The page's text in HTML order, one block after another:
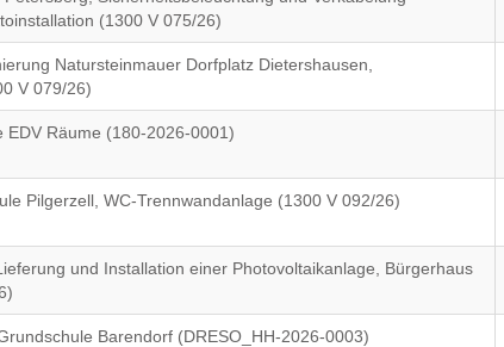
(1300 V 075/26)
Natursteinmauer Dorfplatz Dietershausen,
V 079/26)
EDV Räume (180-2026-0001)
Pilgerzell, WC-Trennwandanlage (1300 V 092/26)
und Installation einer Photovoltaikanlage, Bürgerhaus
Barendorf (DRESO_HH-2026-0003)